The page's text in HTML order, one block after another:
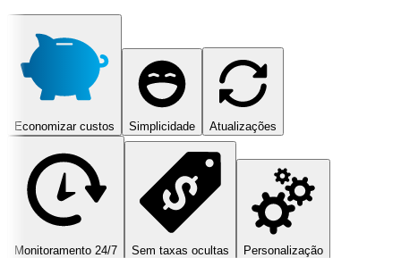
Economizar custos Simplicidade Atualizações
Monitoramento 24/7 Sem taxas ocultas Personalização